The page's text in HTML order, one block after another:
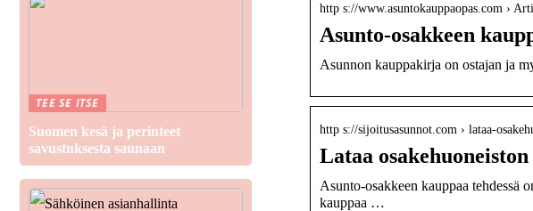
http s://www.asuntokauppaopas.com ›
Asunto-osakkeen
Asunnon kauppakirja on ostajan ja
http s://sijoitusasunnot.com › lataa-
Lataa
Asunto-osakkeen kauppaa tehdessä
kauppaa …
TEE SE ITSE
Suomen kesä ja perinteet
savustuksesta saunaan